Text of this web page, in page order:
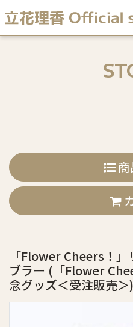
「Flower Cheers！
ブラー (「Flower
念グッズ＜受注販売＞)